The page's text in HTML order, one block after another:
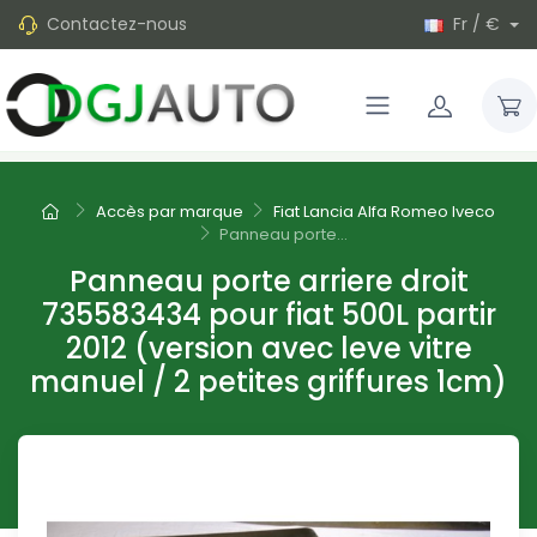
Contactez-nous Fr / €
Accès par marque
Fiat Lancia Alfa Romeo Iveco
Panneau porte...
Panneau porte arriere droit
735583434 pour fiat 500L partir
2012 (version avec leve vitre
manuel / 2 petites griffures 1cm)